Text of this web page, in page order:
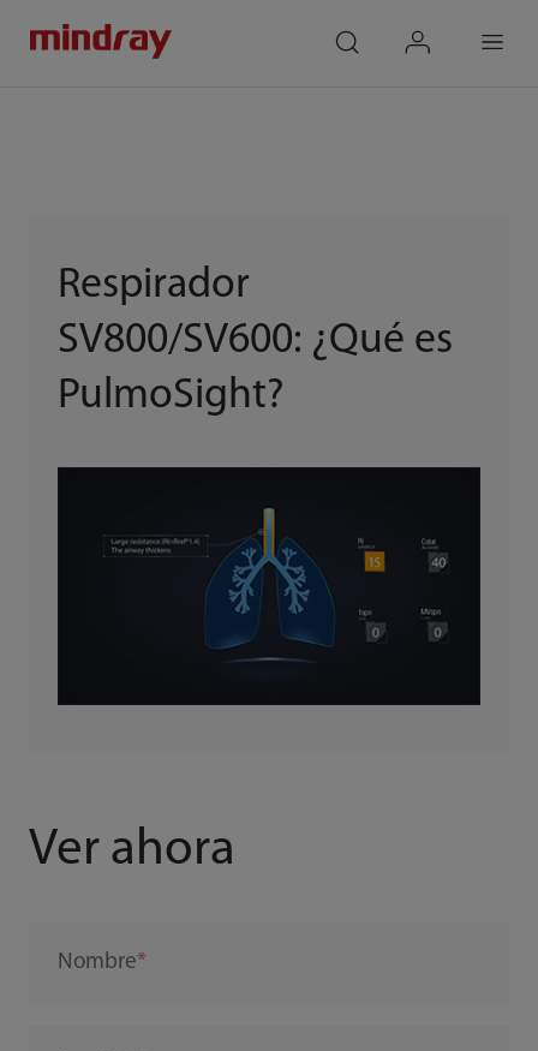
Respirador
SV800/SV600: ¿Qué es
PulmoSight?
Ver ahora
Nombre